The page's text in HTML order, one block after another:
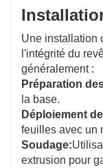
Une installation
l'intégrité du
généralement :
Préparation
la base.
Déploiement
feuilles avec un
Soudage:
extrusion pour